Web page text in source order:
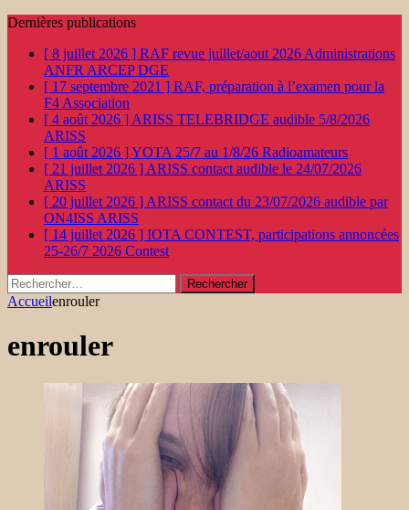
Dernières publications
[ 8 juillet 2026 ] RAF revue juillet/aout 2026 Administrations
ANFR ARCEP DGE
[ 17 septembre 2021 ] RAF, préparation à l’examen pour la
F4 Association
[ 4 août 2026 ] ARISS TELEBRIDGE audible 5/8/2026
ARISS
[ 1 août 2026 ]YOTA 25/7 au 1/8/26 Radioamateurs
[ 21 juillet 2026 ] ARISS contact audible le 24/07/2026
ARISS
[ 20 juillet 2026 ] ARISS contact du 23/07/2026 audible par
ON4ISS ARISS
[ 14 juillet 2026 ] IOTA CONTEST, participations annoncées
25-26/7 2026 Contest
Rechercher :
Accueilenrouler
enrouler